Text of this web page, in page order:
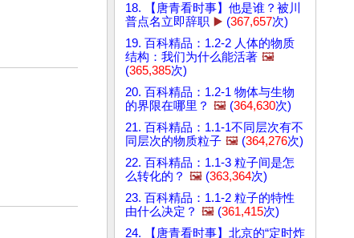
18. 【唐青看时事】他是谁？被川
普点名立即辞职 ▶️ (367,657次)
19. 百科精品：1.2-2 人体的物质
结构：我们为什么能活著 🖼️
(365,385次)
20. 百科精品：1.2-1 物体与生物
的界限在哪里？ 🖼️ (364,630次)
21. 百科精品：1.1-1不同层次有不
同层次的物质粒子 🖼️ (364,276次)
22. 百科精品：1.1-3 粒子间是怎
么转化的？ 🖼️ (363,364次)
23. 百科精品：1.1-2 粒子的特性
由什么决定？ 🖼️ (361,415次)
24. 【唐青看时事】北京的“定时炸